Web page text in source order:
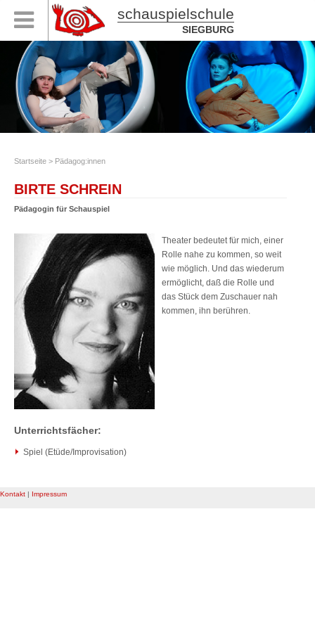
schauspielschule
SIEGBURG
Startseite > Pädagog:innen
BIRTE SCHREIN
Pädagogin für Schauspiel
Theater bedeutet für mich, einer
Rolle nahe zu kommen, so weit
wie möglich. Und das wiederum
ermöglicht, daß die Rolle und
das Stück dem Zuschauer nah
kommen, ihn berühren.
Unterrichtsfächer:
Spiel (Etüde/Improvisation)
Kontakt | Impressum